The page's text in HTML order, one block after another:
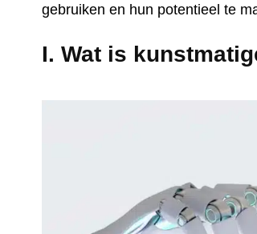
gebruiken en hun potentieel te
I. Wat is